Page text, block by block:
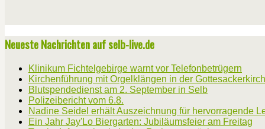
Neueste Nachrichten auf selb-live.de
Klinikum Fichtelgebirge warnt vor Telefonbetrügern
Kirchenführung mit Orgelklängen in der
Blutspendedienst am 2. September in Selb
Polizeibericht vom 6.8.
Nadine Seidel erhält Auszeichnung für hervorragende
Ein Jahr Jay'Lo Biergarten: Jubiläumsfeier am Freitag